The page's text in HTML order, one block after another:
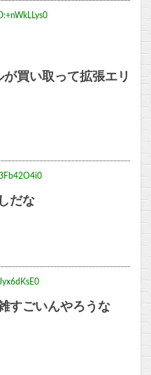
買い取って拡張エリ
だな
すごいんやろうな